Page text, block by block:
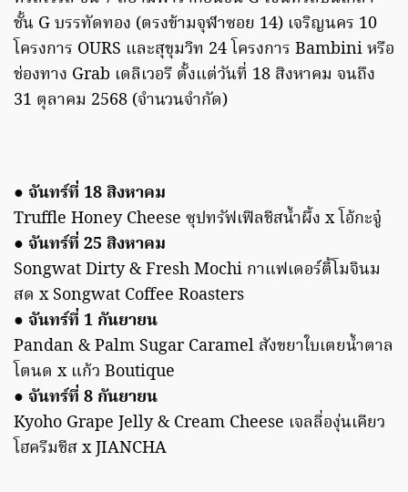
ชั้น G บรรทัดทอง (ตรงข้ามจุฬาซอย 14) เจริญนคร 10
โครงการ OURS และสุขุมวิท 24 โครงการ Bambini หรือ
ช่องทาง Grab เดลิเวอรี ตั้งแต่วันที่ 18 สิงหาคม จนถึง
31 ตุลาคม 2568 (จำนวนจำกัด)
● จันทร์ที่ 18 สิงหาคม
Truffle Honey Cheese ซุปทรัฟเฟิลชีสน้ำผึ้ง x โอ้กะจู๋
● จันทร์ที่ 25 สิงหาคม
Songwat Dirty & Fresh Mochi กาแฟเดอร์ตี้โมจินม
สด x Songwat Coffee Roasters
● จันทร์ที่ 1 กันยายน
Pandan & Palm Sugar Caramel สังขยาใบเตยน้ำตาล
โตนด x แก้ว Boutique
● จันทร์ที่ 8 กันยายน
Kyoho Grape Jelly & Cream Cheese เจลลี่องุ่นเคียว
โฮครีมชีส x JIANCHA